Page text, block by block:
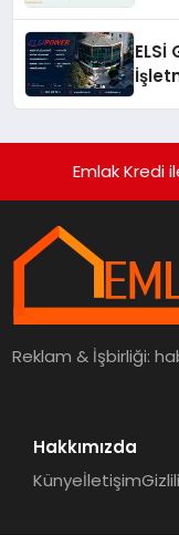
ELSİ
Emlak Kredi
Reklam & İşbirliği:
Hakkımızda
Künyeİletişim